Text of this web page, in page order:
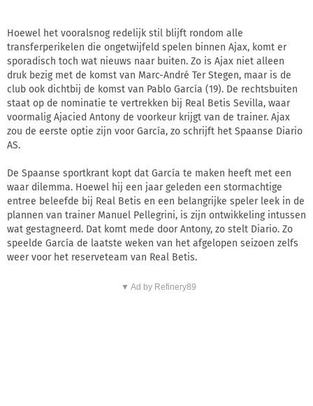
Hoewel het vooralsnog redelijk stil blijft rondom alle
transferperikelen die ongetwijfeld spelen binnen Ajax, komt er
sporadisch toch wat nieuws naar buiten. Zo is Ajax niet alleen
druk bezig met de komst van Marc-André Ter Stegen, maar is de
club ook dichtbij de komst van Pablo García (19). De rechtsbuiten
staat op de nominatie te vertrekken bij Real Betis Sevilla, waar
voormalig Ajacied Antony de voorkeur krijgt van de trainer. Ajax
zou de eerste optie zijn voor García, zo schrijft het Spaanse Diario
AS.
De Spaanse sportkrant kopt dat García te maken heeft met een
waar dilemma. Hoewel hij een jaar geleden een stormachtige
entree beleefde bij Real Betis en een belangrijke speler leek in de
plannen van trainer Manuel Pellegrini, is zijn ontwikkeling intussen
wat gestagneerd. Dat komt mede door Antony, zo stelt Diario. Zo
speelde García de laatste weken van het afgelopen seizoen zelfs
weer voor het reserveteam van Real Betis.
▼ Ad by Refinery89